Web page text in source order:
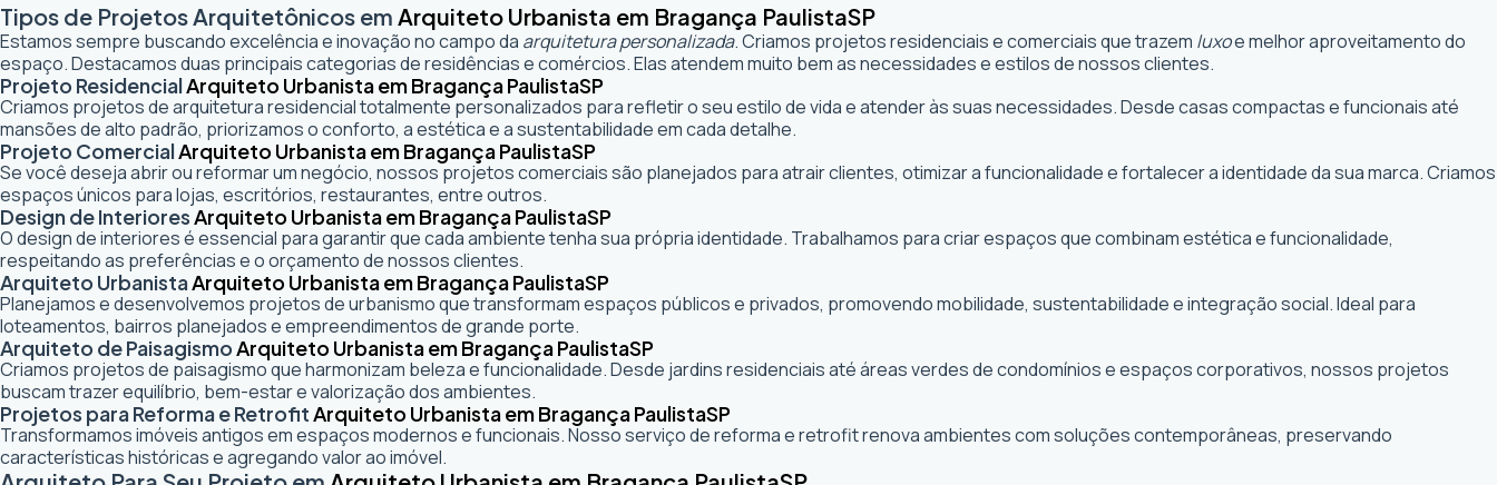
Tipos de Projetos Arquitetônicos em Arquiteto Urbanista em Bragança PaulistaSP
Estamos sempre buscando excelência e inovação no campo da arquitetura personalizada. Criamos projetos residenciais e comerciais que trazem luxoe melhor aproveitamento do
espaço. Destacamos duas principais categorias de residências e comércios. Elas atendem muito bem as necessidades e estilos de nossos clientes.
Projeto ResidencialArquiteto Urbanista em Bragança PaulistaSP
Criamos projetos de arquitetura residencial totalmente personalizados para refletir o seu estilo de vida e atender às suas necessidades. Desde casas compactas e funcionais até
mansões de alto padrão, priorizamos o conforto, a estética e a sustentabilidade em cada detalhe.
Projeto ComercialArquiteto Urbanista em Bragança PaulistaSP
Se você deseja abrir ou reformar um negócio, nossos projetos comerciais são planejados para atrair clientes, otimizar a funcionalidade e fortalecer a identidade da sua marca. Criamos
espaços únicos para lojas, escritórios, restaurantes, entre outros.
Design de InterioresArquiteto Urbanista em Bragança PaulistaSP
O design de interiores é essencial para garantir que cada ambiente tenha sua própria identidade. Trabalhamos para criar espaços que combinam estética e funcionalidade,
respeitando as preferências e o orçamento de nossos clientes.
Arquiteto UrbanistaArquiteto Urbanista em Bragança PaulistaSP
Planejamos e desenvolvemos projetos de urbanismo que transformam espaços públicos e privados, promovendo mobilidade, sustentabilidade e integração social. Ideal para
loteamentos, bairros planejados e empreendimentos de grande porte.
Arquiteto de PaisagismoArquiteto Urbanista em Bragança PaulistaSP
Criamos projetos de paisagismo que harmonizam beleza e funcionalidade. Desde jardins residenciais até áreas verdes de condomínios e espaços corporativos, nossos projetos
buscam trazer equilíbrio, bem-estar e valorização dos ambientes.
Projetos para Reforma e RetrofitArquiteto Urbanista em Bragança PaulistaSP
Transformamos imóveis antigos em espaços modernos e funcionais. Nosso serviço de reforma e retrofit renova ambientes com soluções contemporâneas, preservando
características históricas e agregando valor ao imóvel.